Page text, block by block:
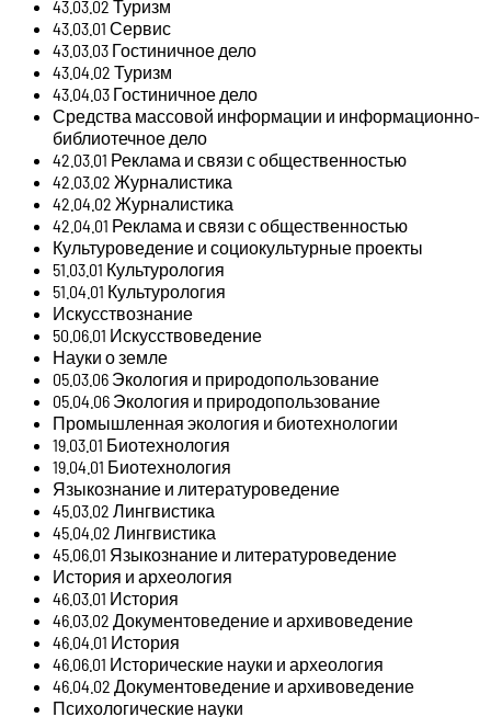
43.03.02 Туризм
43.03.01 Сервис
43.03.03 Гостиничное дело
43.04.02 Туризм
43.04.03 Гостиничное дело
Средства массовой информации и информационно-
библиотечное дело
42.03.01 Реклама и связи с общественностью
42.03.02 Журналистика
42.04.02 Журналистика
42.04.01 Реклама и связи с общественностью
Культуроведение и социокультурные проекты
51.03.01 Культурология
51.04.01 Культурология
Искусствознание
50.06.01 Искусствоведение
Науки о земле
05.03.06 Экология и природопользование
05.04.06 Экология и природопользование
Промышленная экология и биотехнологии
19.03.01 Биотехнология
19.04.01 Биотехнология
Языкознание и литературоведение
45.03.02 Лингвистика
45.04.02 Лингвистика
45.06.01 Языкознание и литературоведение
История и археология
46.03.01 История
46.03.02 Документоведение и архивоведение
46.04.01 История
46.06.01 Исторические науки и археология
46.04.02 Документоведение и архивоведение
Психологические науки